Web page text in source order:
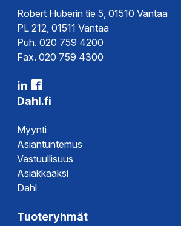
Tyyppihyväksyntä
Robert Huberin tie 5, 01510 Vantaa
PL 212, 01511 Vantaa
Puh. 020 759 4200
Fax. 020 759 4300
Dahl.fi
Myynti
Asiantuntemus
Vastuullisuus
Asiakkaaksi
Dahl
Tuoteryhmät